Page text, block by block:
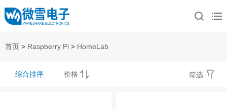
首页 > Raspberry Pi > HomeLab
综合排序 价格 筛选